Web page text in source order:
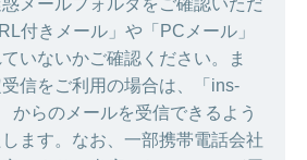
メールフォルダをご確認いただ
付きメール」や「PCメール」
いないかご確認ください。ま
信をご利用の場合は、「ins-
からのメールを受信できるよう
ます。なお、一部携帯電話会社